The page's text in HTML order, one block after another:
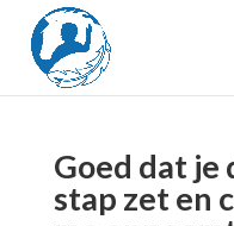
Goed dat je
stap zet en